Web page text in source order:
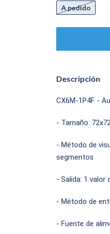
A pedido
Descripción
CX6M-1P4F -
- Tamaño:
- Método de
segmentos
- Salida: 1 valor
- Método de
- Fuente de